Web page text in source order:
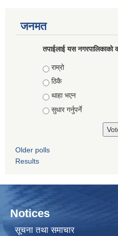
जनमत
तपाईलाई यस नगरपालिकाको
Choices
राम्रो
ठिकै
थाहा भएन
सुधार गर्नुपर्ने
Older polls
Results
Notices
सूचना तथा समाचार